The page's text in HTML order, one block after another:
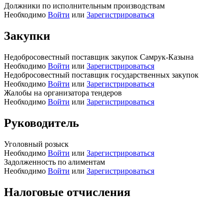
Должники по исполнительным производствам
Необходимо Войти или Зарегистрироваться
Закупки
Недобросовестный поставщик закупок Самрук-Казына
Необходимо Войти или Зарегистрироваться
Недобросовестный поставщик государственных закупок
Необходимо Войти или Зарегистрироваться
Жалобы на организатора тендеров
Необходимо Войти или Зарегистрироваться
Руководитель
Уголовный розыск
Необходимо Войти или Зарегистрироваться
Задолженность по алиментам
Необходимо Войти или Зарегистрироваться
Налоговые отчисления